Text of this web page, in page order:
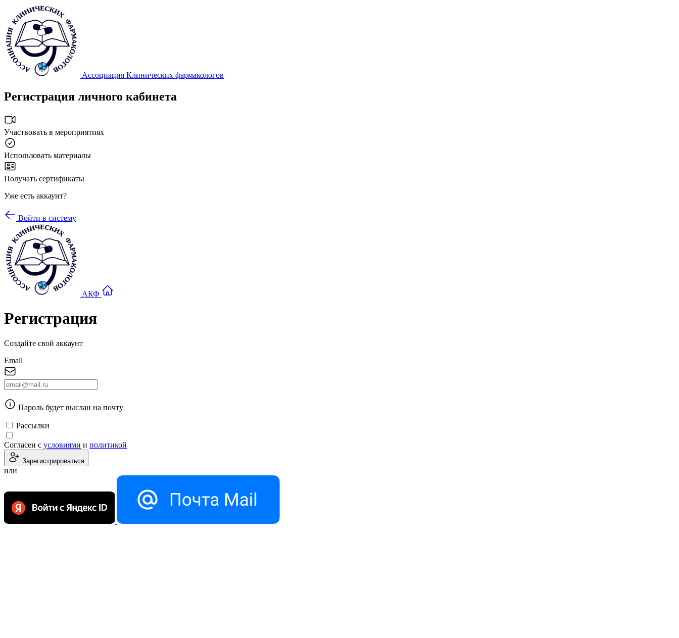
Ассоциация Клинических фармакологов
Регистрация личного кабинета
Участвовать в мероприятиях
Использовать материалы
Получать сертификаты
Уже есть аккаунт?
Войти в систему
АКФ
Регистрация
Создайте свой аккаунт
Email
Пароль будет выслан на почту
Рассылки
Согласен с условиями и политикой
Зарегистрироваться
или